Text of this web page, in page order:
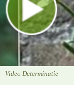
Video Determinatie